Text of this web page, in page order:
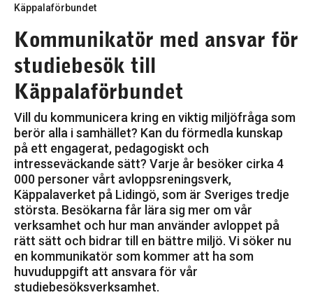
Käppalaförbundet
Kommunikatör med ansvar för
studiebesök till
Käppalaförbundet
Vill du kommunicera kring en viktig miljöfråga som
berör alla i samhället? Kan du förmedla kunskap
på ett engagerat, pedagogiskt och
intresseväckande sätt? Varje år besöker cirka 4
000 personer vårt avloppsreningsverk,
Käppalaverket på Lidingö, som är Sveriges tredje
största. Besökarna får lära sig mer om vår
verksamhet och hur man använder avloppet på
rätt sätt och bidrar till en bättre miljö. Vi söker nu
en kommunikatör som kommer att ha som
huvuduppgift att ansvara för vår
studiebesöksverksamhet.